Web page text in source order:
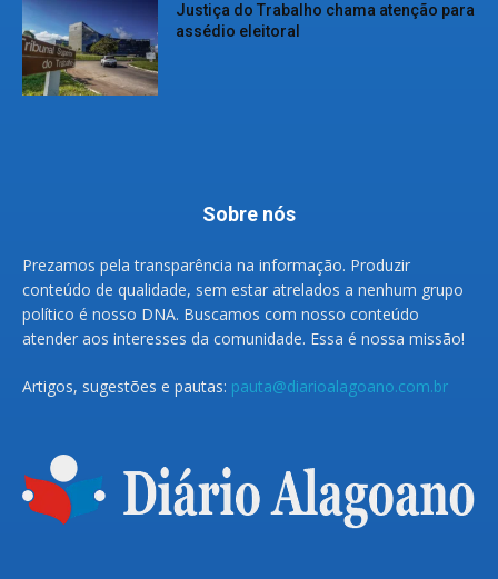
Justiça do Trabalho chama atenção para
assédio eleitoral
Sobre nós
Prezamos pela transparência na informação. Produzir
conteúdo de qualidade, sem estar atrelados a nenhum grupo
político é nosso DNA. Buscamos com nosso conteúdo
atender aos interesses da comunidade. Essa é nossa missão!
Artigos, sugestões e pautas: pauta@diarioalagoano.com.br